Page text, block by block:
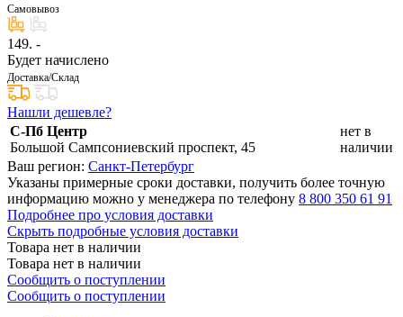
Самовывоз
149. -
Будет начислено
Доставка/Склад
Нашли дешевле?
С-Пб Центр
Большой Сампсониевский проспект, 45
нет в
наличии
Ваш регион: Санкт-Петербург
Указаны примерные сроки доставки, получить более точную
информацию можно у менеджера по телефону 8 800 350 61 91
Подробнее про условия доставки
Скрыть подробные условия доставки
Товара нет в наличии
Товара нет в наличии
Сообщить о поступлении
Сообщить о поступлении